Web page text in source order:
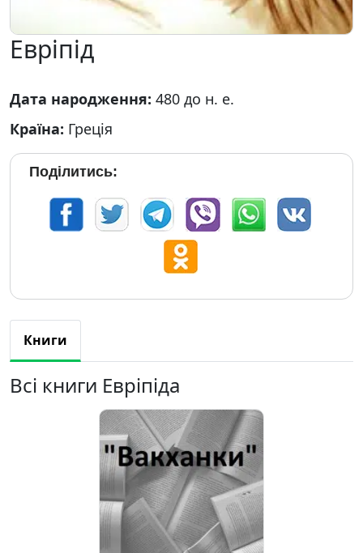
Евріпід
Дата народження: 480 до н. е.
Країна: Греція
Поділитись:
Книги
Всі книги Евріпіда